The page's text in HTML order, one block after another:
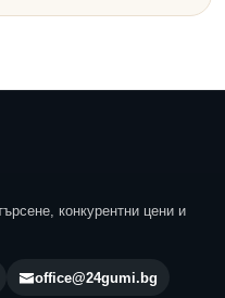
конкурентни цени и
office@24gumi.bg